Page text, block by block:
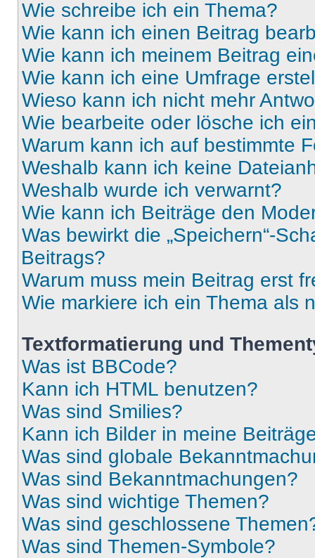
Wie schreibe ich ein Thema?
Wie kann ich einen Beitrag
Wie kann ich meinem Beitrag
Wie kann ich eine Umfrage
Wieso kann ich nicht mehr
Wie bearbeite oder lösche ich
Warum kann ich auf bestimmte
Weshalb kann ich keine
Weshalb wurde ich verwarnt?
Wie kann ich Beiträge den
Was bewirkt die „Speichern“-
Beitrags?
Warum muss mein Beitrag erst
Wie markiere ich ein Thema als
Textformatierung und
Was ist BBCode?
Kann ich HTML benutzen?
Was sind Smilies?
Kann ich Bilder in meine
Was sind globale
Was sind Bekanntmachungen?
Was sind wichtige Themen?
Was sind geschlossene
Was sind Themen-Symbole?